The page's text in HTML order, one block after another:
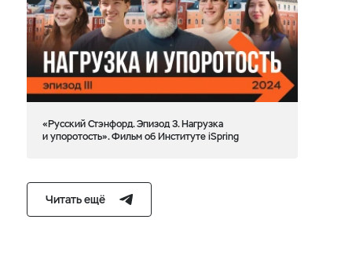
«Русский Стэнфорд. Эпизод 3. Нагрузка
и упоротость». Фильм об Институте iSpring
Читать ещё